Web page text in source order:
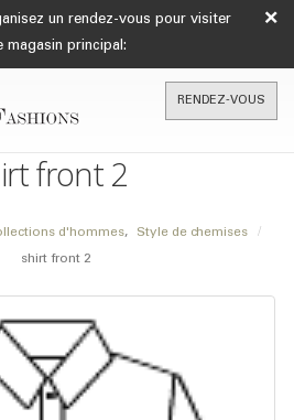
un rendez-vous pour visiter
magasin principal:
×
RENDEZ-VOUS
front 2
d'hommes, Style de chemises
shirt front 2